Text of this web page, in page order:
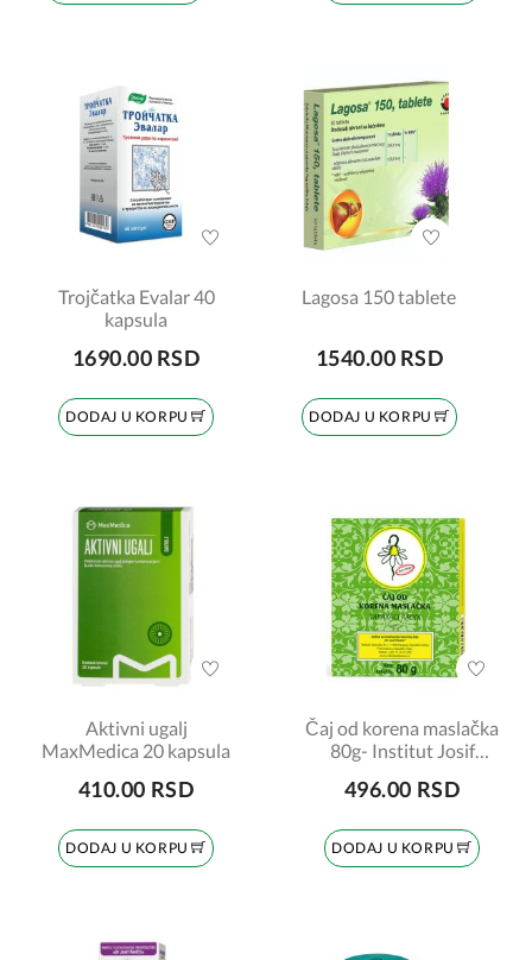
Trojčatka Evalar 40
kapsula
1690.00 RSD
DODAJ U KORPU
Lagosa 150 tablete
1540.00 RSD
DODAJ U KORPU
Aktivni ugalj
MaxMedica 20 kapsula
410.00 RSD
DODAJ U KORPU
Čaj od korena maslačka
80g- Institut Josif
496.00 RSD
DODAJ U KORPU